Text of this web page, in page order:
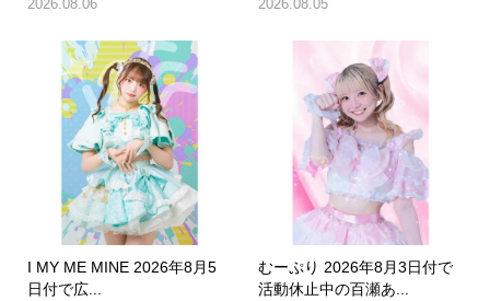
2026.08.06 2026.08.05
I MY ME MINE 2026年8月5
日付で広...
むーぷり 2026年8月3日付で
活動休止中の百瀬あ...